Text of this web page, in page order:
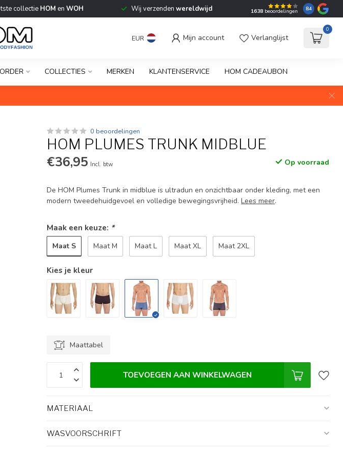
collectie HOM en WOH Wij verzenden wereldwijd 1638 beoordelingen 8.4
EUR Mijn account Verlanglijst
0
COLLECTIES MERKEN KLANTENSERVICE HOM CADEAUBON
0 beoordelingen
HOM PLUMES TRUNK MIDBLUE
€36,95 Incl. btw Op voorraad
De HOM Plumes Trunk in midblue is ultradun en onzichtbaar onder kleding, met een
modern tweedehuidgevoel en volledige bewegingsvrijheid.Lees meer.
Maak een keuze: *
Maat S Maat M Maat L Maat XL Maat 2XL
Kies je kleur
Maattabel
TOEVOEGEN AAN WINKELWAGEN
MATERIAAL
WASVOORSCHRIFT